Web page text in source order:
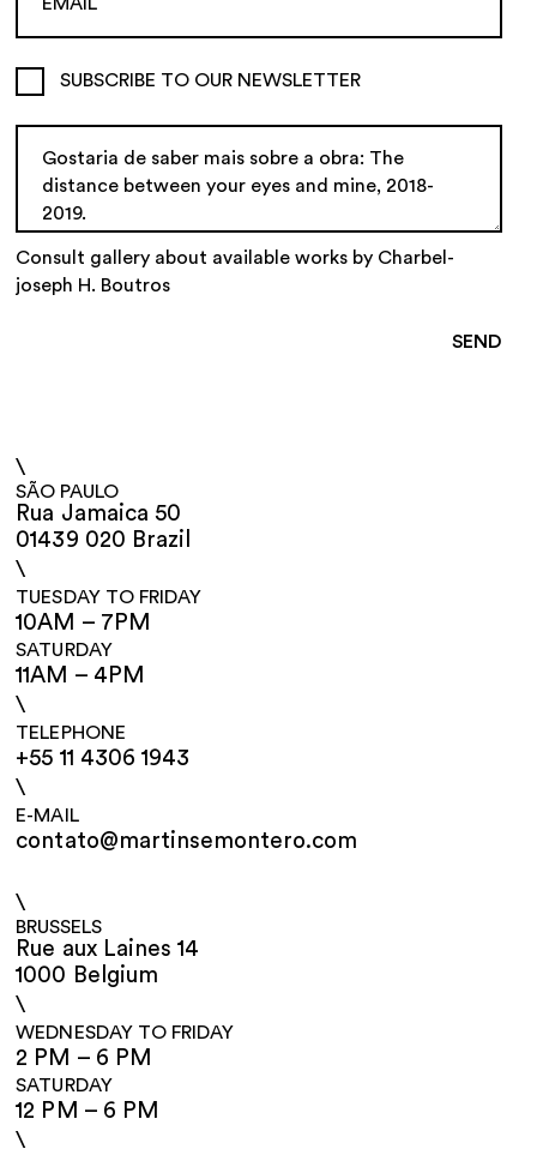
SUBSCRIBE TO OUR NEWSLETTER
Consult gallery about available works by Charbel-
joseph H. Boutros
\
SÃO PAULO
Rua Jamaica 50
01439 020 Brazil
\
TUESDAY TO FRIDAY
10AM – 7PM
SATURDAY
11AM – 4PM
\
TELEPHONE
+55 11 4306 1943
\
E-MAIL
contato@martinsemontero.com
\
BRUSSELS
Rue aux Laines 14
1000 Belgium
\
WEDNESDAY TO FRIDAY
2 PM – 6 PM
SATURDAY
12 PM – 6 PM
\